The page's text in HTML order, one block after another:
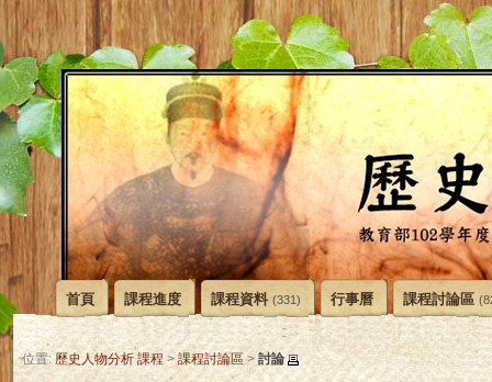
首頁 課程進度 課程資料 (331) 行事曆 課程討論區
位置:歷史人物分析 課程 > 課程討論區> 討論